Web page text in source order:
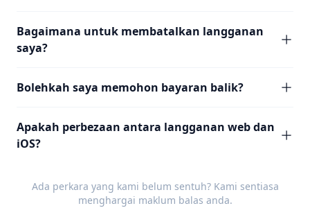
Bagaimana untuk membatalkan langganan
saya?
Bolehkah saya memohon bayaran balik?
Apakah perbezaan antara langganan web dan
iOS?
Ada perkara yang kami belum sentuh? Kami sentiasa
menghargai maklum balas anda.